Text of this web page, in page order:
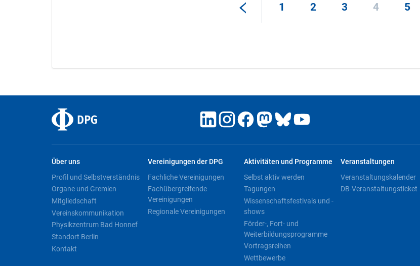
1 2 3 4 5
Über uns
Profil und Selbstverständnis
Organe und Gremien
Mitgliedschaft
Vereinskommunikation
Physikzentrum Bad Honnef
Standort Berlin
Kontakt
Vereinigungen der DPG
Fachliche Vereinigungen
Fachübergreifende
Vereinigungen
Regionale Vereinigungen
Aktivitäten und Programme
Selbst aktiv werden
Tagungen
Wissenschaftsfestivals und -
shows
Förder-, Fort- und
Weiterbildungsprogramme
Vortragsreihen
Wettbewerbe
Veranstaltungen
Veranstaltungskalender
DB-Veranstaltungsticket